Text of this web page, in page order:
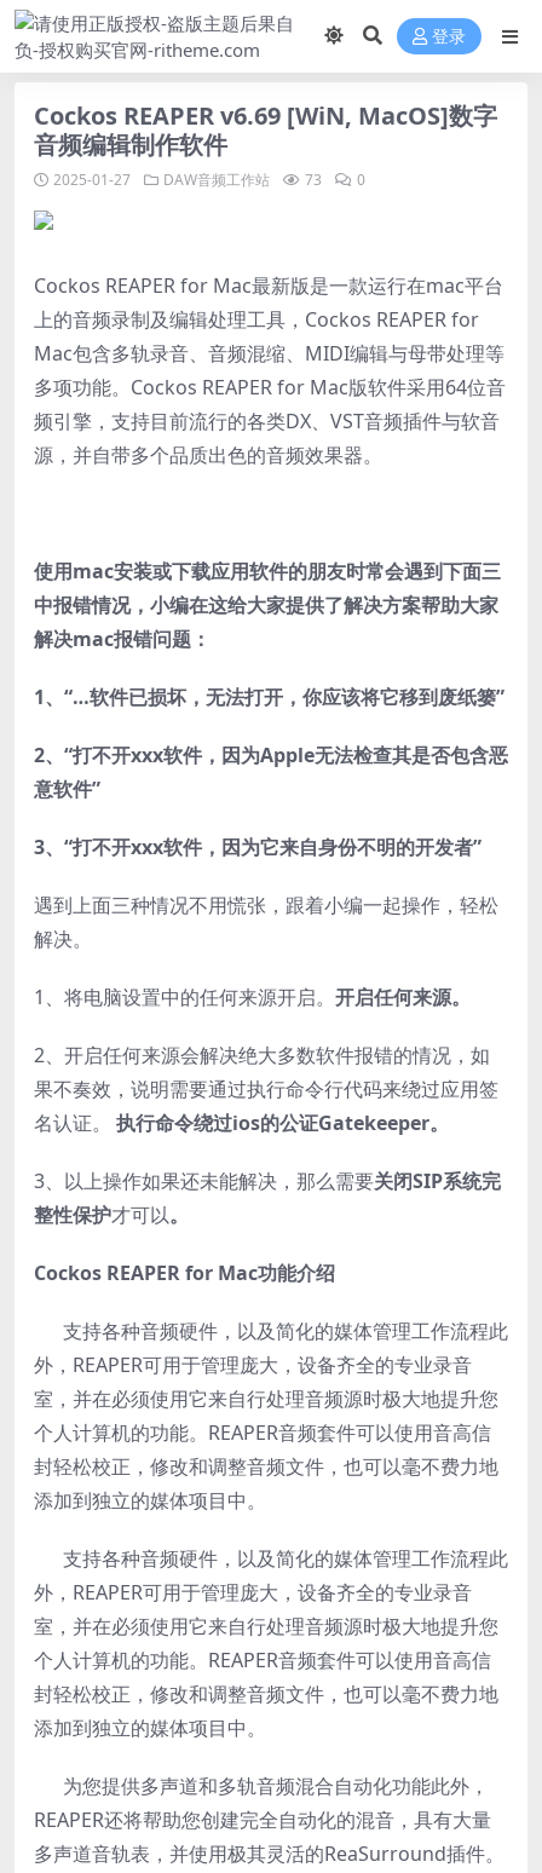
登录
Cockos REAPER v6.69 [WiN, MacOS]数字
音频编辑制作软件
2025-01-27 DAW音频工作站 73 0
Cockos REAPER for Mac最新版是一款运行在mac平台
上的音频录制及编辑处理工具，Cockos REAPER for
Mac包含多轨录音、音频混缩、MIDI编辑与母带处理等
多项功能。Cockos REAPER for Mac版软件采用64位音
频引擎，支持目前流行的各类DX、VST音频插件与软音
源，并自带多个品质出色的音频效果器。
使用mac安装或下载应用软件的朋友时常会遇到下面三
中报错情况，小编在这给大家提供了解决方案帮助大家
解决mac报错问题：
1、“…软件已损坏，无法打开，你应该将它移到废纸篓”
2、“打不开xxx软件，因为Apple无法检查其是否包含恶
意软件”
3、“打不开xxx软件，因为它来自身份不明的开发者”
遇到上面三种情况不用慌张，跟着小编一起操作，轻松
解决。
1、将电脑设置中的任何来源开启。 开启任何来源。
2、开启任何来源会解决绝大多数软件报错的情况，如
果不奏效，说明需要通过执行命令行代码来绕过应用签
名认证。 执行命令绕过ios的公证Gatekeeper。
3、以上操作如果还未能解决，那么需要关闭SIP系统完
整性保护才可以。
Cockos REAPER for Mac功能介绍
支持各种音频硬件，以及简化的媒体管理工作流程此
外，REAPER可用于管理庞大，设备齐全的专业录音
室，并在必须使用它来自行处理音频源时极大地提升您
个人计算机的功能。REAPER音频套件可以使用音高信
封轻松校正，修改和调整音频文件，也可以毫不费力地
添加到独立的媒体项目中。
支持各种音频硬件，以及简化的媒体管理工作流程此
外，REAPER可用于管理庞大，设备齐全的专业录音
室，并在必须使用它来自行处理音频源时极大地提升您
个人计算机的功能。REAPER音频套件可以使用音高信
封轻松校正，修改和调整音频文件，也可以毫不费力地
添加到独立的媒体项目中。
为您提供多声道和多轨音频混合自动化功能此外，
REAPER还将帮助您创建完全自动化的混音，具有大量
多声道音轨表，并使用极其灵活的ReaSurround插件。